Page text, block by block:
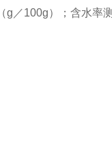
100g）；含水率